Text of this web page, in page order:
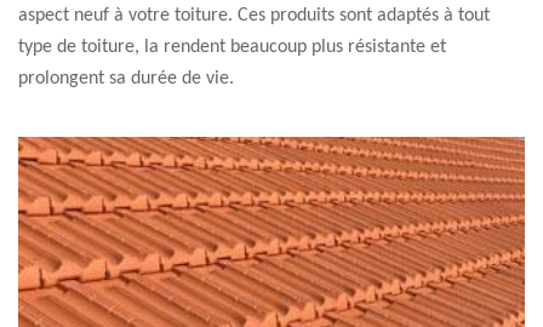
aspect neuf à votre toiture. Ces produits sont adaptés à tout
type de toiture, la rendent beaucoup plus résistante et
prolongent sa durée de vie.